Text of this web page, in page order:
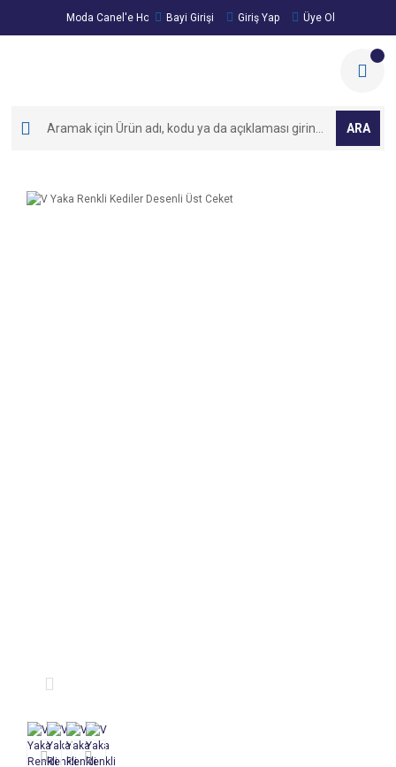
Moda Canel'e Hoşgeldiniz!
Bayi Girişi Giriş Yap Üye Ol
ARA